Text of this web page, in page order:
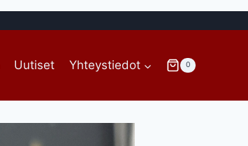
Uutiset Yhteystiedot 0